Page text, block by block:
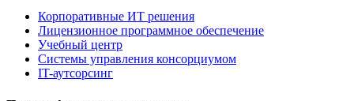
Корпоративные ИТ решения
Лицензионное программное обеспечение
Учебный центр
Системы управления консорциумом
IT-аутсорсинг